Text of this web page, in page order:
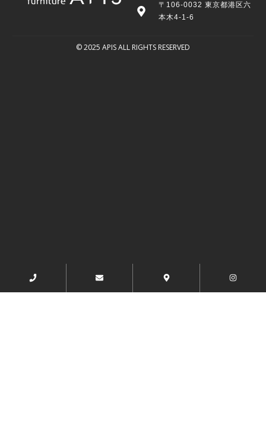
〒106-0032 東京都港区六
本木4-1-6
© 2025 APIS ALL RIGHTS RESERVED